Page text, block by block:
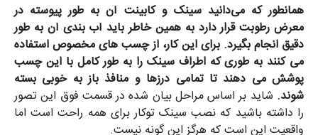
همانطور که می‌دانید سینک و کابینت آن به طور پیوسته در
معرض رطوبت قرار دارد به همین خاطر باید آب بندی آن به طور
دقیق انجام بگیرد. برای این کار، از چسب‌ های مخصوص استفاده
می‌ کنند به طوری که اطراف سینک را به طور کامل با این چسب
پوشش می ‌دهند تا تمامی درزها و منافذ باز به خوبی بسته
شوند. شاید بر اساس مراحل بیان شده در قسمت فوق این تصور
را داشته باشید که نصب سینک توکار برای همه راحت است اما
واقعیت این است که هرگز این گونه نیست.